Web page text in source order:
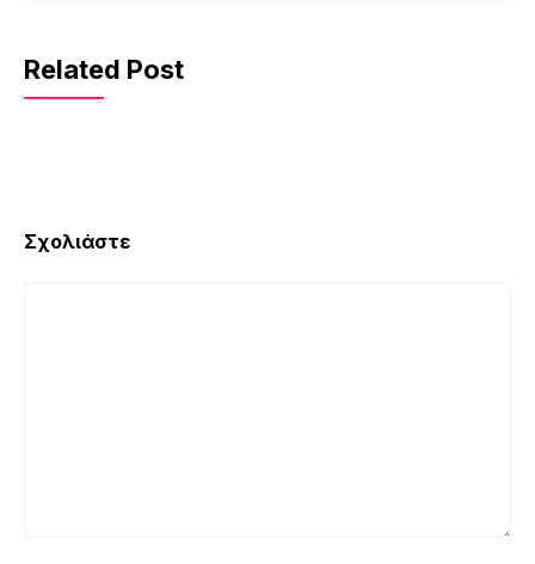
Related Post
Σχολιάστε